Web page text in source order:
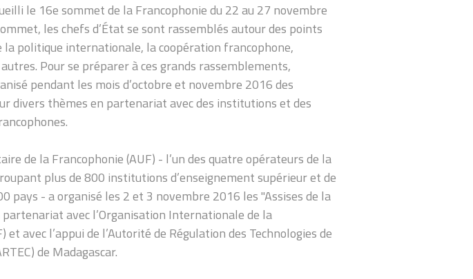
le 16e sommet de la Francophonie du 22 au 27 novembre
les chefs d’État se sont rassemblés autour des points
la politique internationale, la coopération francophone,
Pour se préparer à ces grands rassemblements,
pendant les mois d’octobre et novembre 2016 des
divers thèmes en partenariat avec des institutions et des
de la Francophonie (AUF) - l’un des quatre opérateurs de la
plus de 800 institutions d’enseignement supérieur et de
pays - a organisé les 2 et 3 novembre 2016 les ''Assises de la
avec l’Organisation Internationale de la
et avec l’appui de l’Autorité de Régulation des Technologies de
de Madagascar.